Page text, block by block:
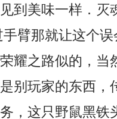
到美味一样．灭
手臂那就让这个
耀之路似的，当
别玩家的东西，
，这只野鼠黑铁